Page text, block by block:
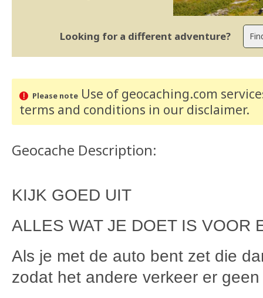
Looking for a different adventure?
Please noteUse of geocaching.com
terms and conditions in our disclaimer.
Geocache Description:
KIJK GOED UIT
ALLES WAT JE DOET IS VOOR
Als je met de auto bent zet die
zodat het andere verkeer er